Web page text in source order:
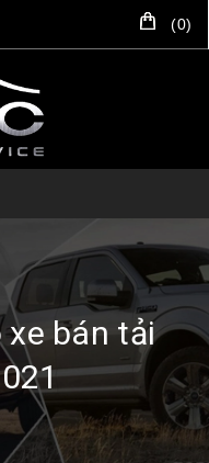
(0)
SẢN PHẨM
HỆ
bán tải